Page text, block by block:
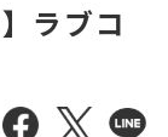
ラブコ